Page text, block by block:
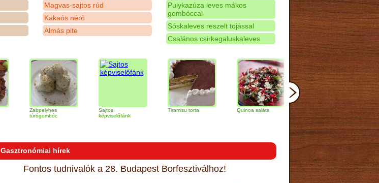
Magvas-sajtos rúd
Kakaós néró
Almás pite
Pulykazúza leves mákos
gombóccal
Sóskaleves reszelt tojással
Csalános csirkegaluskaleves
Zabpelyhes
túrógombóc
képviselőfánk
Tiramisu torta Quinoa saláta Mandulás kifli
narancs
Gasztronómiai hírek
Fontos tudnivalók a 28. Budapest Borfesztiválhoz!